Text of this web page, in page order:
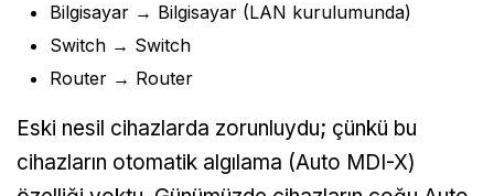
Bilgisayar → Bilgisayar (LAN kurulumunda)
Switch → Switch
Router → Router
Eski nesil cihazlarda zorunluydu; çünkü bu
cihazların otomatik algılama (Auto MDI-X)